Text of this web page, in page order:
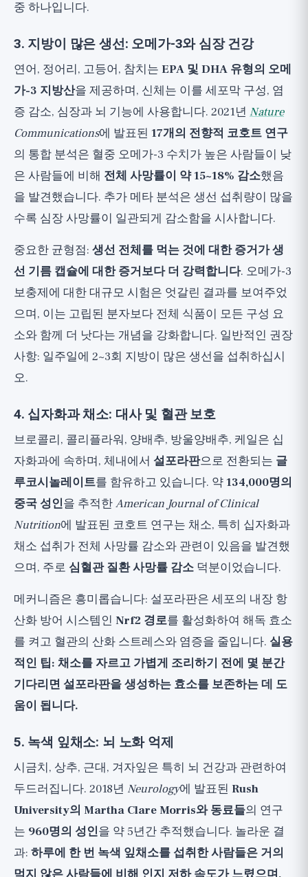
중 하나입니다.
3. 지방이 많은 생선: 오메가-3와 심장 건강
연어, 정어리, 고등어, 참치는 EPA 및 DHA 유형의 오메
가-3 지방산을 제공하며, 신체는 이를 세포막 구성, 염
증 감소, 심장과 뇌 기능에 사용합니다. 2021년 Nature
Communications에 발표된 17개의 전향적 코호트 연구
의 통합 분석은 혈중 오메가-3 수치가 높은 사람들이 낮
은 사람들에 비해 전체 사망률이 약 15~18% 감소했음
을 발견했습니다. 추가 메타 분석은 생선 섭취량이 많을
수록 심장 사망률이 일관되게 감소함을 시사합니다.
중요한 균형점: 생선 전체를 먹는 것에 대한 증거가 생
선 기름 캡슐에 대한 증거보다 더 강력합니다. 오메가-3
보충제에 대한 대규모 시험은 엇갈린 결과를 보여주었
으며, 이는 고립된 분자보다 전체 식품이 모든 구성 요
소와 함께 더 낫다는 개념을 강화합니다. 일반적인 권장
사항: 일주일에 2~3회 지방이 많은 생선을 섭취하십시
오.
4. 십자화과 채소: 대사 및 혈관 보호
브로콜리, 콜리플라워, 양배추, 방울양배추, 케일은 십
자화과에 속하며, 체내에서 설포라판으로 전환되는 글
루코시놀레이트를 함유하고 있습니다. 약134,000명의
중국 성인을 추적한American Journal of Clinical
Nutrition에 발표된 코호트 연구는 채소, 특히 십자화과
채소 섭취가 전체 사망률 감소와 관련이 있음을 발견했
으며, 주로 심혈관 질환 사망률 감소 덕분이었습니다.
메커니즘은 흥미롭습니다: 설포라판은 세포의 내장 항
산화 방어 시스템인 Nrf2 경로를 활성화하여 해독 효소
를 켜고 혈관의 산화 스트레스와 염증을 줄입니다. 실용
적인 팁: 채소를 자르고 가볍게 조리하기 전에 몇 분간
기다리면 설포라판을 생성하는 효소를 보존하는 데 도
움이 됩니다.
5. 녹색 잎채소: 뇌 노화 억제
시금치, 상추, 근대, 겨자잎은 특히 뇌 건강과 관련하여
두드러집니다. 2018년 Neurology에 발표된 Rush
University의 Martha Clare Morris와 동료들의 연구
는 960명의 성인을 약 5년간 추적했습니다. 놀라운 결
과: 하루에 한 번 녹색 잎채소를 섭취한 사람들은 거의